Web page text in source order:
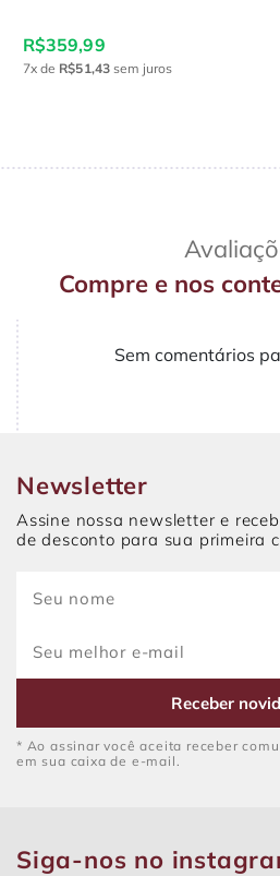
R$359,99
7x de R$51,43sem juros
Compre e nos
Sem comentários
Newsletter
Assine nossa newsletter e
de desconto para sua primeira
Receber
* Ao assinar você aceita receber
em sua caixa de e-mail.
Siga-nos no